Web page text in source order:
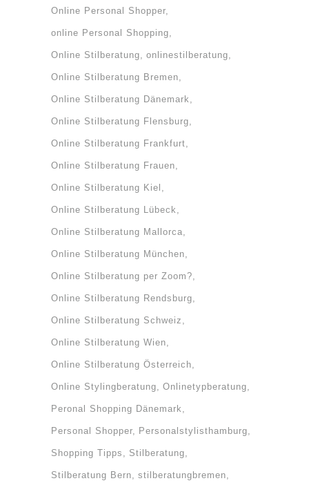
Online Personal Shopper
online Personal Shopping
Online Stilberatung onlinestilberatung
Online Stilberatung Bremen
Online Stilberatung Dänemark
Online Stilberatung Flensburg
Online Stilberatung Frankfurt
Online Stilberatung Frauen
Online Stilberatung Kiel
Online Stilberatung Lübeck
Online Stilberatung Mallorca
Online Stilberatung München
Online Stilberatung per Zoom?
Online Stilberatung Rendsburg
Online Stilberatung Schweiz
Online Stilberatung Wien
Online Stilberatung Österreich
Online Stylingberatung Onlinetypberatung
Peronal Shopping Dänemark
Personal Shopper Personalstylisthamburg
Shopping Tipps Stilberatung
Stilberatung Bern stilberatungbremen